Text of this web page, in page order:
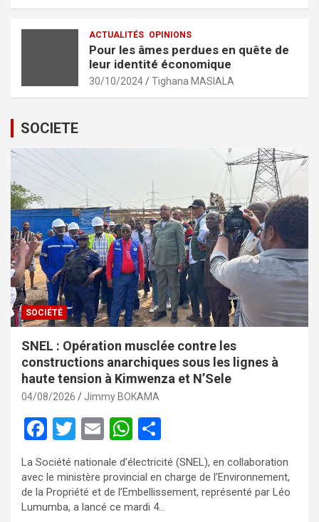
ACTUALITÉS OPINIONS
Pour les âmes perdues en quête de
leur identité économique
30/10/2024 Tighana MASIALA
SOCIETE
SOCIÉTÉ
SNEL : Opération musclée contre les
constructions anarchiques sous les lignes à
haute tension à Kimwenza et N’Sele
04/08/2026 Jimmy BOKAMA
F
a
ce
b
T
wi
tt
er
E
m
ail
W
h
at
s
ar
ta
g
La Société nationale d’électricité (SNEL), en collaboration
avec le ministère provincial en charge de l’Environnement,
de la Propriété et de l’Embellissement, représenté par Léo
Lumumba, a lancé ce mardi 4…